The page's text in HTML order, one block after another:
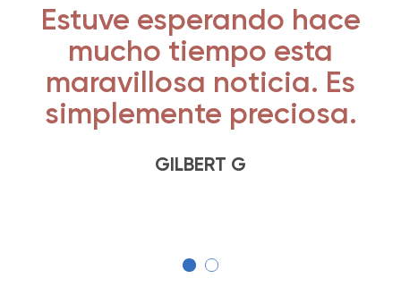
Estuve esperando hace
mucho tiempo esta
maravillosa noticia. Es
simplemente preciosa.
GILBERT G